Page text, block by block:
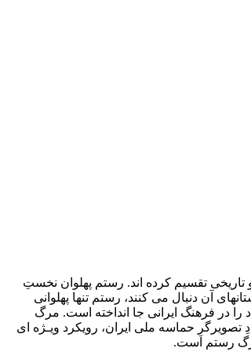
تقسیم کرده­ اند. رستم پهلوان نخستِ
آن دنبال می­ کنند، رستم تنها پهلوانی
در فرهنگ ایرانی جا انداخته ­است. مرگ
حماسه ملی ایران، رویکرد ویـژه ­ای
مرگ رستم است.